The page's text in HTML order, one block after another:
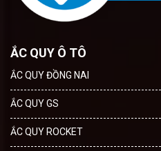
ẮC QUY Ô TÔ
ẮC QUY ĐỒNG NAI
ẮC QUY GS
ẮC QUY ROCKET